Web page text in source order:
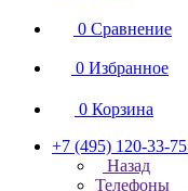
0 Сравнение
0 Избранное
0 Корзина
+7 (495) 120-33-75
Назад
Телефоны